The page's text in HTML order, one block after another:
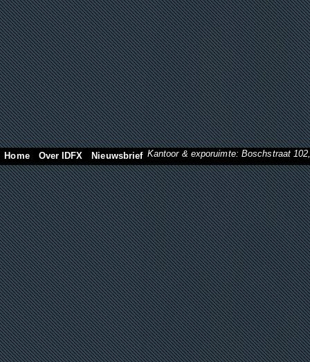
Home Over IDFX Nieuwsbrief Kantoor & exporuimte: Boschstraat